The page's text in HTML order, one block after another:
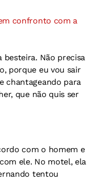
confronto com a
besteira. Não precisa
porque eu vou sair
chantageando para
que não quis ser
com o homem e
ele. No motel, ela
tentou